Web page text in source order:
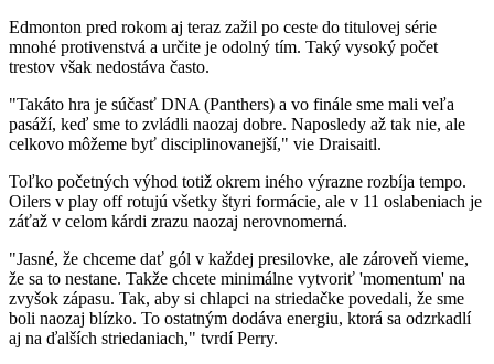
Edmonton pred rokom aj teraz zažil po ceste do titulovej série
mnohé protivenstvá a určite je odolný tím. Taký vysoký počet
trestov však nedostáva často.
"Takáto hra je súčasť DNA (Panthers) a vo finále sme mali veľa
pasáží, keď sme to zvládli naozaj dobre. Naposledy až tak nie, ale
celkovo môžeme byť disciplinovanejší," vie Draisaitl.
Toľko početných výhod totiž okrem iného výrazne rozbíja tempo.
Oilers v play off rotujú všetky štyri formácie, ale v 11 oslabeniach je
záťaž v celom kárdi zrazu naozaj nerovnomerná.
"Jasné, že chceme dať gól v každej presilovke, ale zároveň vieme,
že sa to nestane. Takže chcete minimálne vytvoriť 'momentum' na
zvyšok zápasu. Tak, aby si chlapci na striedačke povedali, že sme
boli naozaj blízko. To ostatným dodáva energiu, ktorá sa odzrkadlí
aj na ďalších striedaniach," tvrdí Perry.